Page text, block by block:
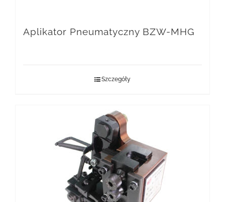
Aplikator Pneumatyczny BZW-MHG
Szczegóły